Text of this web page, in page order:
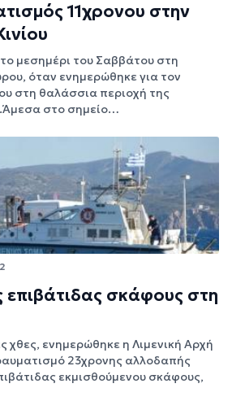
11χρονου στην
μεσημέρι του Σαββάτου στη
όταν ενημερώθηκε για τον
στη θαλάσσια περιοχή της
στο σημείο…
επιβάτιδας σκάφους στη
χθες, ενημερώθηκε η Λιμενική Αρχή
23χρονης αλλοδαπής
εκμισθούμενου σκάφους,